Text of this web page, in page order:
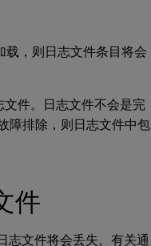
载，则日志文件条目将会
件。日志文件不会是完
障排除，则日志文件中包
件
志文件将会丢失。有关通